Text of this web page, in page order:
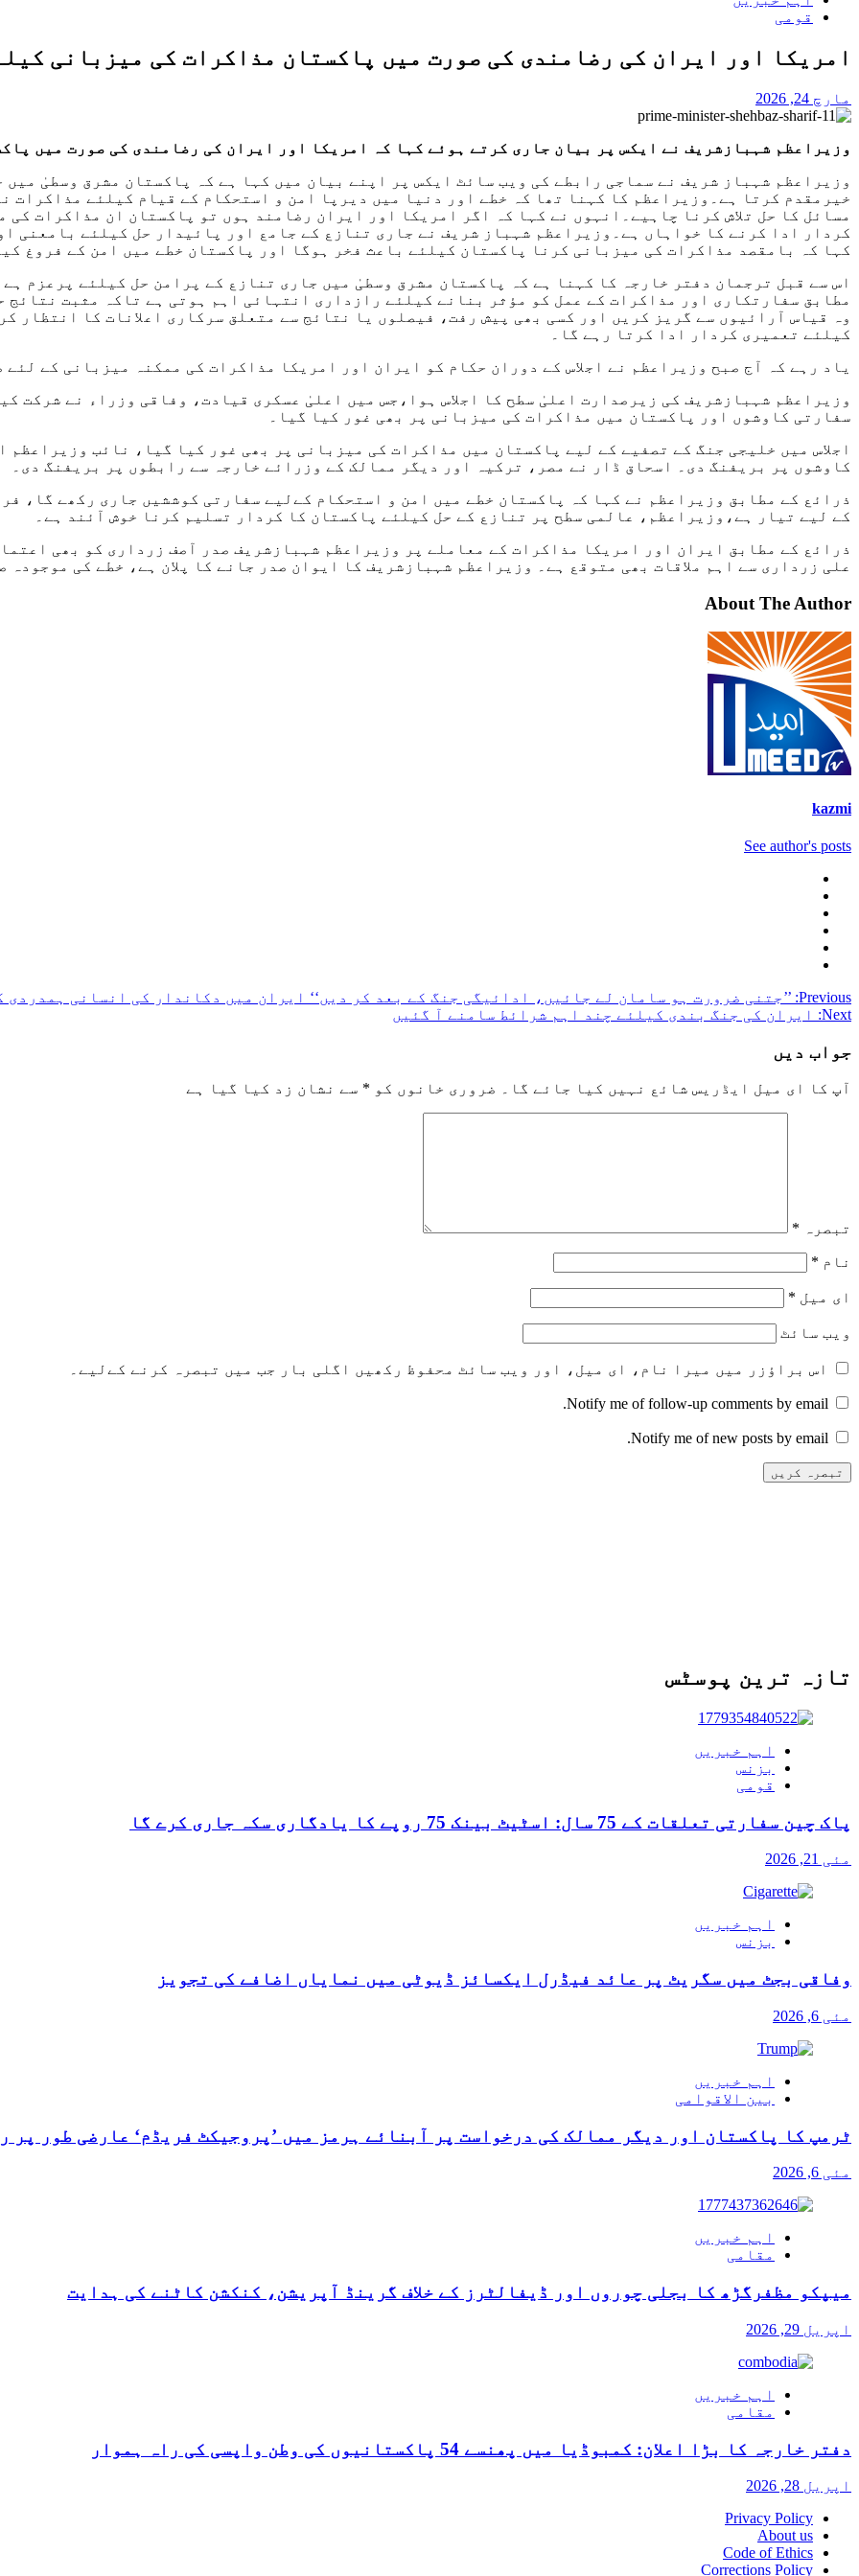
قومی
امریکا اور ایران کی رضامندی کی صورت میں پاکستان مذاکرات کی میزبانی
مارچ 24, 2026
وزیراعظم شہبازشریف نے ایکس پر بیان جاری کرتے ہوئے کہا کہ امریکا اور ایران کی رضامندی کی صورت میں
وزیراعظم شہباز شریف نے سماجی رابطے کی ویب سائٹ ایکس پر اپنے بیان میں کہا ہے کہ پاکستان مشرق وسطیٰ
خیرمقدم کرتا ہے۔وزیراعظم کا کہنا تھا کہ خطے اور دنیا میں دیرپا امن و استحکام کے قیام کیلئے مذاکرات
مسائل کا حل تلاش کرنا چاہیے۔انہوں نے کہا کہ اگر امریکا اور ایران رضامند ہوں تو پاکستان ان مذاکرات
کردار ادا کرنے کا خواہاں ہے۔وزیراعظم شہباز شریف نے جاری تنازع کے جامع اور پائیدار حل کیلئے بامعنی
کہا کہ بامقصد مذاکرات کی میزبانی کرنا پاکستان کیلئے باعث فخر ہوگا اور پاکستان خطے میں امن کے فروغ
اس سے قبل ترجمان دفتر خارجہ کا کہنا ہے کہ پاکستان مشرق وسطیٰ میں جاری تنازع کے پرامن حل کیلئے پرعزم
مطابق سفارتکاری اور مذاکرات کے عمل کو مؤثر بنانے کیلئے رازداری انتہائی اہم ہوتی ہے تاکہ مثبت نتائج
وہ قیاس آرائیوں سے گریز کریں اور کسی بھی پیش رفت، فیصلوں یا نتائج سے متعلق سرکاری اعلانات کا انتظار
کیلئے تعمیری کردار ادا کرتا رہے گا۔
یاد رہے کہ آج صبح وزیراعظم نے اجلاس کے دوران حکام کو ایران اور امریکا مذاکرات کی ممکنہ میزبانی کے لئے
وزیراعظم شہبازشریف کی زیرصدارت اعلیٰ سطح کا اجلاس ہوا،جس میں اعلیٰ عسکری قیادت، وفاقی وزراء نے شرکت
سفارتی کاوشوں اور پاکستان میں مذاکرات کی میزبانی پر بھی غور کیا گیا۔
اجلاس میں خلیجی جنگ کے تصفیے کے لیے پاکستان میں مذاکرات کی میزبانی پر بھی غور کیا گیا، نائب
کاوشوں پر بریفنگ دی۔ اسحاق ڈار نے مصر، ترکیہ اور دیگر ممالک کے وزرائے خارجہ سے رابطوں پر بریفنگ دی۔
ذرائع کے مطابق وزیراعظم نے کہا کہ پاکستان خطے میں امن و استحکام کےلیے سفارتی کوششیں جاری رکھے گا،
کے لیے تیار ہے،وزیراعظم، عالمی سطح پر تنازع کے حل کیلئے پاکستان کا کردار تسلیم کرنا خوش آئند ہے۔
ذرائع کے مطابق ایران اور امریکا مذاکرات کے معاملے پر وزیراعظم شہبازشریف صدر آصف زرداری کو بھی
علی زرداری سے اہم ملاقات بھی متوقع ہے۔ وزیراعظم شہبازشریف کا ایوان صدر جانے کا پلان ہے، خطے کی موجودہ
About The Author
kazmi
See author's posts
Post
navigation
Previous: ’’جتنی ضرورت ہو سامان لے جائیں، ادائیگی جنگ کے بعد کر دیں‘‘ ایران میں دکاندار کی انسانی
Next:
ایران کی جنگ بندی کیلئے چند اہم شرائط سامنے آ گئیں
جواب دیں
آپ کا ای میل ایڈریس شائع نہیں کیا جائے گا۔ ضروری خانوں کو * سے نشان زد کیا گیا ہے
تبصرہ *
نام *
ای میل *
ویب‌ سائٹ
اس براؤزر میں میرا نام، ای میل، اور ویب سائٹ محفوظ رکھیں اگلی بار جب میں تبصرہ کرنے کےلیے۔
Notify me of follow-up comments by email.
Notify me of new posts by email.
تازہ ترین پوسٹس
اہم خبریں
بزنس
قومی
پاک چین سفارتی تعلقات کے 75 سال: اسٹیٹ بینک 75 روپے کا یادگاری سکہ جاری کرے گا
مئی 21, 2026
اہم خبریں
بزنس
وفاقی بجٹ میں سگریٹ پر عائد فیڈرل ایکسائز ڈیوٹی میں نمایاں اضافے کی تجویز
مئی 6, 2026
اہم خبریں
بین الاقوامی
ٹرمپ کا پاکستان اور دیگر ممالک کی درخواست پر آبنائے ہرمز میں ’پروجیکٹ فریڈم‘ عارضی طور پر
مئی 6, 2026
اہم خبریں
مقامی
میپکو مظفرگڑھ کا بجلی چوروں اور ڈیفالٹرز کے خلاف گرینڈ آپریشن، کنکشن کاٹنے کی ہدایت
اپریل 29, 2026
اہم خبریں
مقامی
دفتر خارجہ کا بڑا اعلان: کمبوڈیا میں پھنسے 54 پاکستانیوں کی وطن واپسی کی راہ ہموار
اپریل 28, 2026
Privacy Policy
About us
Code of Ethics
Corrections Policy